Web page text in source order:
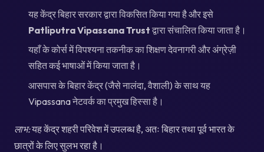
यह केंद्र बिहार सरकार द्वारा विकसित किया गया है और इसे
Patliputra Vipassana Trust द्वारा संचालित किया जाता है।
यहाँ के कोर्स में विपश्यना तकनीक का शिक्षण देवनागरी और अंग्रेज़ी
सहित कई भाषाओं में किया जाता है।
आसपास के बिहार केंद्र (जैसे नालंदा, वैशाली) के साथ यह
Vipassana नेटवर्क का प्रमुख हिस्सा है।
लाभ:यह केंद्र शहरी परिवेश में उपलब्ध है, अतः बिहार तथा पूर्व भारत के
छात्रों के लिए सुलभ रहा है।